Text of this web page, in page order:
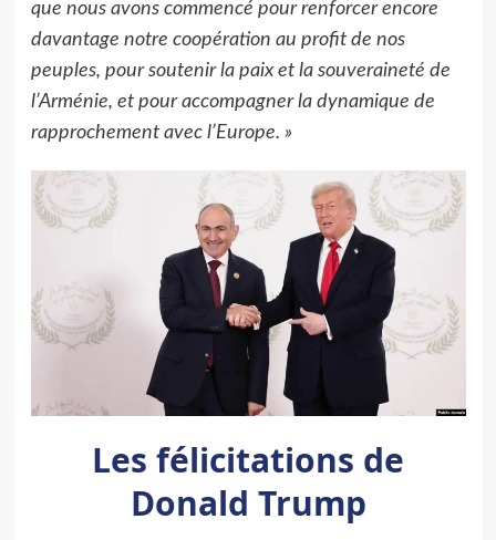
que nous avons commencé pour renforcer encore
davantage notre coopération au profit de nos
peuples, pour soutenir la paix et la souveraineté de
l’Arménie, et pour accompagner la dynamique de
rapprochement avec l’Europe. »
Les félicitations de
Donald Trump